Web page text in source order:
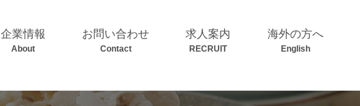
企業情報
About
お問い合わせ
Contact
求人案内
RECRUIT
海外の方へ
English